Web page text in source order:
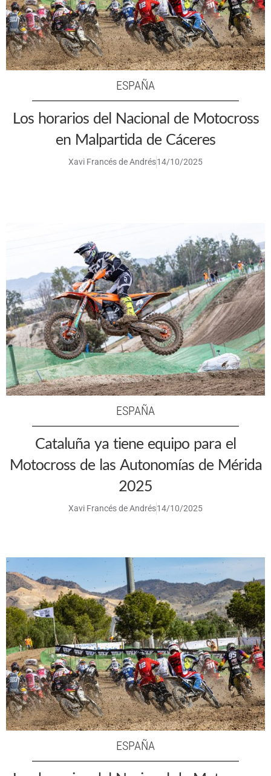
ESPAÑA
Los horarios del Nacional de Motocross
en Malpartida de Cáceres
Xavi Francés de Andrés14/10/2025
ESPAÑA
Cataluña ya tiene equipo para el
Motocross de las Autonomías de Mérida
2025
Xavi Francés de Andrés14/10/2025
ESPAÑA